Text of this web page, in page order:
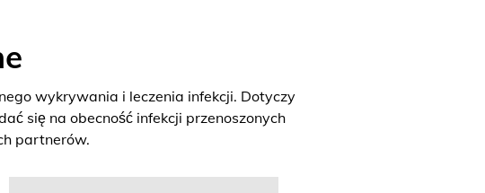
wykrywania i leczenia infekcji. Dotyczy
się na obecność infekcji przenoszonych
partnerów.